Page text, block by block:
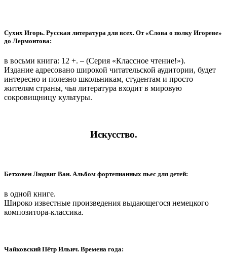
Сухих Игорь. Русская литература для всех. От «Слова о полку Игореве»
до Лермонтова:
в восьми книга: 12 +. – (Серия «Классное чтение!»).
Издание адресовано широкой читательской аудитории, будет
интересно и полезно школьникам, студентам и просто
жителям страны, чья литература входит в мировую
сокровищницу культуры.
Искусство.
Бетховен Людвиг Ван. Альбом фортепианных пьес для детей:
в одной книге.
Широко известные произведения выдающегося немецкого
композитора-классика.
Чайковский Пётр Ильич. Времена года: